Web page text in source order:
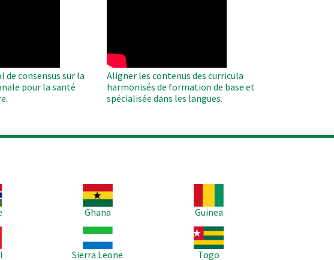
consensus sur la
pour la santé
Aligner les contenus des curricula
harmonisés de formation de base et
spécialisée dans les langues.
Ghana
Guinea
Sierra Leone
Togo